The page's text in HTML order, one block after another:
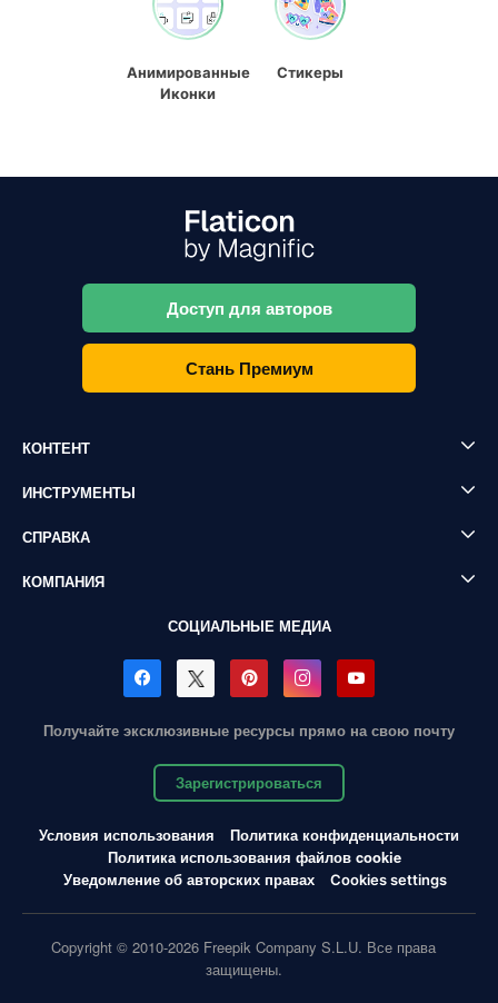
Анимированные
Иконки
Стикеры
Доступ для авторов
Стань Премиум
КОНТЕНТ
ИНСТРУМЕНТЫ
СПРАВКА
КОМПАНИЯ
СОЦИАЛЬНЫЕ МЕДИА
Получайте эксклюзивные ресурсы прямо на свою почту
Зарегистрироваться
Условия использования
Политика конфиденциальности
Политика использования файлов cookie
Уведомление об авторских правах
Cookies settings
Copyright © 2010-2026 Freepik Company S.L.U. Все права
защищены.